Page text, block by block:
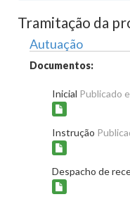
Tramitação da
Autuação
Documentos:
Inicial Publicado
Instrução
Despacho de